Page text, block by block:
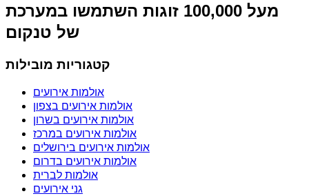
מעל 100,000 זוגות השתמשו במערכת
של טנקום
קטגוריות מובילות
אולמות אירועים
אולמות אירועים בצפון
אולמות אירועים בשרון
אולמות אירועים במרכז
אולמות אירועים בירושלים
אולמות אירועים בדרום
אולמות לברית
גני אירועים